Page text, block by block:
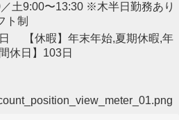
土9:00〜13:30 ※木半日勤務あり
ト制
日 【休暇】年末年始,夏期休暇,年
休日】103日